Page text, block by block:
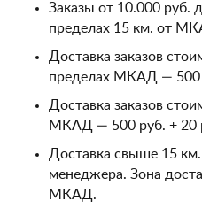
Заказы от 10.000 руб.
пределах 15 км. от
Доставка заказов
пределах МКАД — 500
Доставка заказов
МКАД — 500 руб. + 20
Доставка свыше 15
менеджера. Зона
МКАД.